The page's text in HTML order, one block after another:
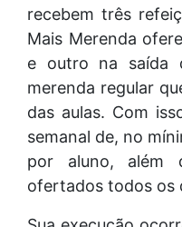
recebem três
Mais Merenda
e outro na saída
merenda regular
das aulas. Com
semanal de, no
por aluno, além
ofertados todos os